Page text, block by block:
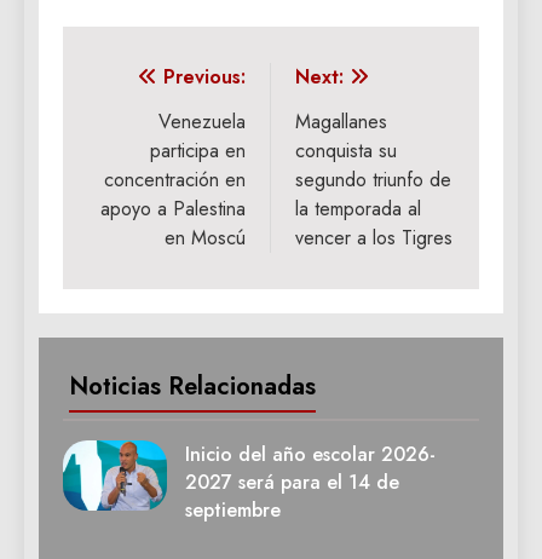
Navegación
entradas
Previous:
Venezuela
participa en
concentración en
apoyo a Palestina
en Moscú
Next:
Magallanes
conquista su
segundo triunfo de
la temporada al
vencer a los Tigres
Noticias Relacionadas
Inicio del año escolar 2026-
2027 será para el 14 de
septiembre